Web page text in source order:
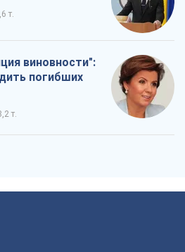
т.
виновности":
погибших
т.